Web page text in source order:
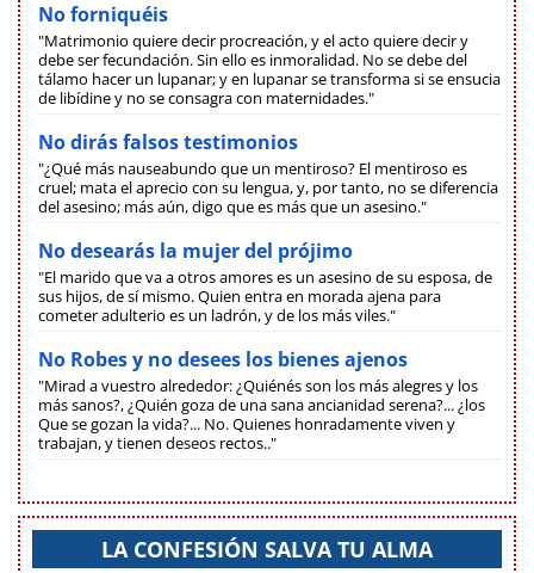
No forniquéis
"Matrimonio quiere decir procreación, y el acto quiere decir y
debe ser fecundación. Sin ello es inmoralidad. No se debe del
tálamo hacer un lupanar; y en lupanar se transforma si se ensucia
de libídine y no se consagra con maternidades."
No dirás falsos testimonios
"¿Qué más nauseabundo que un mentiroso? El mentiroso es
cruel; mata el aprecio con su lengua, y, por tanto, no se diferencia
del asesino; más aún, digo que es más que un asesino."
No desearás la mujer del prójimo
"El marido que va a otros amores es un asesino de su esposa, de
sus hijos, de sí mismo. Quien entra en morada ajena para
cometer adulterio es un ladrón, y de los más viles."
No Robes y no desees los bienes ajenos
"Mirad a vuestro alrededor: ¿Quiénés son los más alegres y los
más sanos?, ¿Quién goza de una sana ancianidad serena?... ¿los
Que se gozan la vida?... No. Quienes honradamente viven y
trabajan, y tienen deseos rectos.."
LA CONFESIÓN SALVA TU ALMA